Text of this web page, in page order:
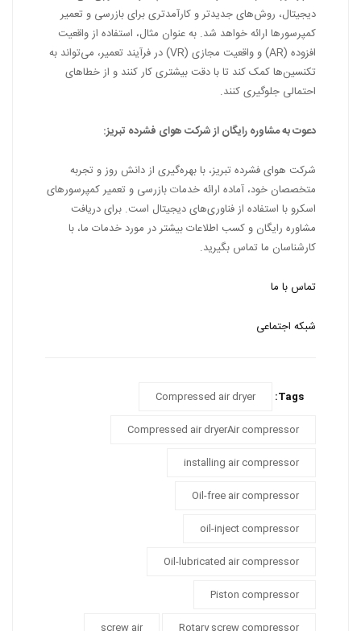
دیجیتال، روش‌های جدیدتر و کارآمدتری برای بازرسی و تعمیر
کمپرسورها ارائه خواهد شد. به عنوان مثال، استفاده از واقعیت
افزوده (AR) و واقعیت مجازی (VR) در فرآیند تعمیر، می‌تواند به
تکنسین‌ها کمک کند تا با دقت بیشتری کار کنند و از خطاهای
احتمالی جلوگیری کنند.
دعوت به مشاوره رایگان از شرکت هوای فشرده تبریز:
شرکت هوای فشرده تبریز، با بهره‌گیری از دانش روز و تجربه
متخصصان خود، آماده ارائه خدمات بازرسی و تعمیر کمپرسورهای
اسکرو با استفاده از فناوری‌های دیجیتال است. برای دریافت
مشاوره رایگان و کسب اطلاعات بیشتر در مورد خدمات ما، با
کارشناسان ما تماس بگیرید.
تماس با ما
شبکه اجتماعی
Tags:
Compressed air dryer
Compressed air dryerAir compressor
installing air compressor
Oil-free air compressor
oil-inject compressor
Oil-lubricated air compressor
Piston compressor
Rotary screw compressor
screw air